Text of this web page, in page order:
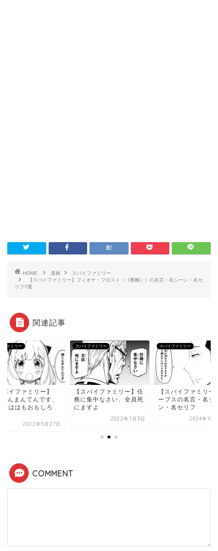
HOME 漫画
スパイファミリー
【スパイファミリー】フィオナ・フロスト（《夜帷》）の名言・名シーン・名セ
リフ7選
関連記事
ファミリー
パイファミリー】任
集中なさい、全員死
すよ
スパイファミリー
【スパイファミリー】ジ
ーブスの名言・名シー
ン・名セリフ
2024年10月28日
スパイファミリー
【スパイファミリー
100てんまんてんで
ちちもははもおもし
COMMENT